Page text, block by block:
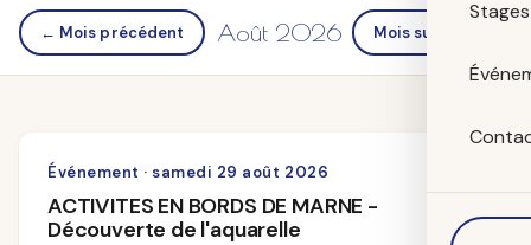
Stages
← Mois précédent Août 2026 Mois suivant →
29
AOÛT
Événement · samedi 29 août 2026
ACTIVITES EN BORDS DE MARNE -
Découverte de l'aquarelle